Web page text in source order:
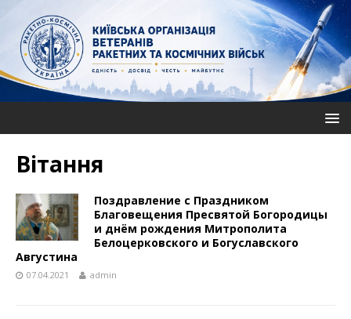
Вітання
Поздравление с Праздником
Благовещения Пресвятой Богородицы
и днём рождения Митрополита
Белоцерковского и Богуславского
Августина
07.04.2021 admin